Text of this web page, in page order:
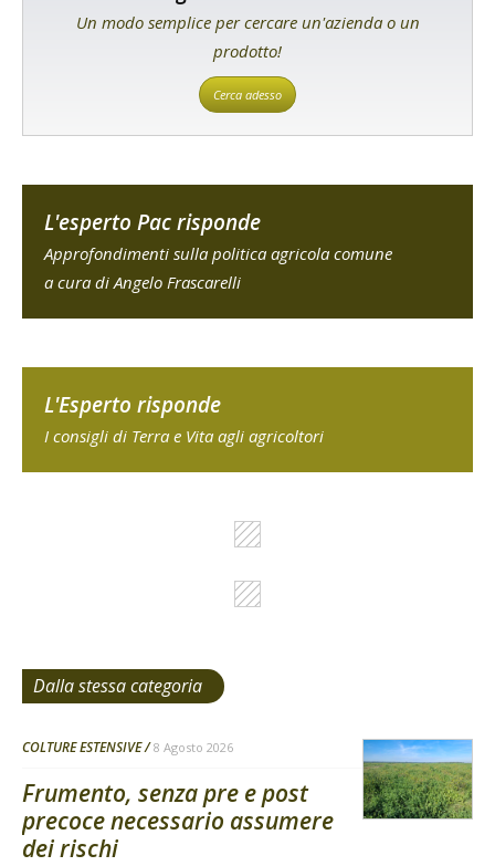
Un modo semplice per cercare un'azienda o un
prodotto!
Cerca adesso
L'esperto Pac risponde
Approfondimenti sulla politica agricola comune
a cura di Angelo Frascarelli
L'Esperto risponde
I consigli di Terra e Vita agli agricoltori
Dalla stessa categoria
COLTURE ESTENSIVE 8 Agosto 2026
Frumento, senza pre e post
precoce necessario assumere
dei rischi